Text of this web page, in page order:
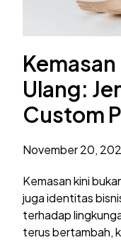
Ulang:
Custom
November 20,
Kemasan kini
juga identitas
terhadap
terus bertambah,